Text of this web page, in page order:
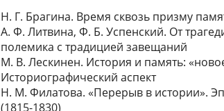
Н. Г. Брагина. Время сквозь призму
А. Ф. Литвина, Ф. Б. Успенский. От
полемика с традицией завещаний
М. В. Лескинен. История и память:
Историографический аспект
Н. М. Филатова. «Перерыв в истории».
(1815-1830)